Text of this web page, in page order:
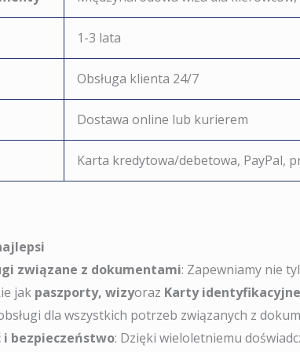
1-3 lata
Obsługa klienta 24/7
Dostawa online lub kurierem
Karta kredytowa/debetowa, PayPal,
związane z dokumentami: Zapewniamy nie
jak paszporty, wizyoraz Karty identyfikacyjne
dla wszystkich potrzeb związanych z
i bezpieczeństwo: Dzięki wieloletniemu